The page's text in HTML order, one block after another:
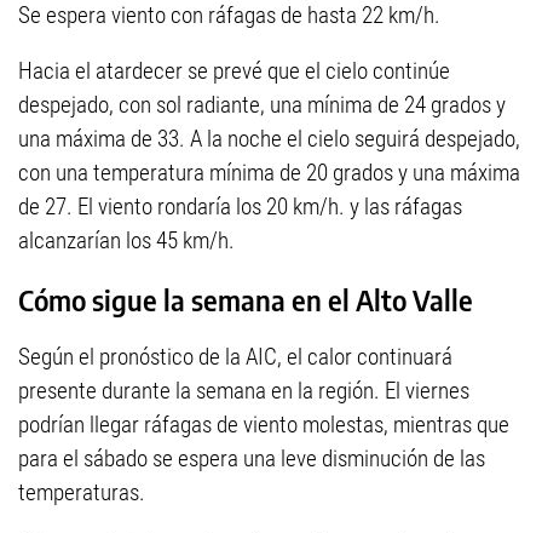
Se espera viento con ráfagas de hasta 22 km/h.
Hacia el atardecer se prevé que el cielo continúe
despejado, con sol radiante, una mínima de 24 grados y
una máxima de 33. A la noche el cielo seguirá despejado,
con una temperatura mínima de 20 grados y una máxima
de 27. El viento rondaría los 20 km/h. y las ráfagas
alcanzarían los 45 km/h.
Cómo sigue la semana en el Alto Valle
Según el pronóstico de la AIC, el calor continuará
presente durante la semana en la región. El viernes
podrían llegar ráfagas de viento molestas, mientras que
para el sábado se espera una leve disminución de las
temperaturas.